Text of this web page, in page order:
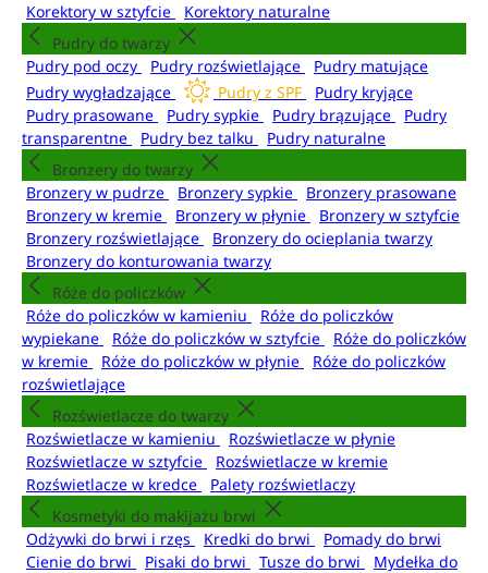
Korektory w sztyfcie
Korektory naturalne
Pudry do twarzy
Pudry pod oczy
Pudry rozświetlające
Pudry matujące
Pudry wygładzające
Pudry z SPF
Pudry kryjące
Pudry prasowane
Pudry sypkie Pudry brązujące
Pudry
transparentne
Pudry bez talku
Pudry naturalne
Bronzery do twarzy
Bronzery w pudrze
Bronzery sypkie
Bronzery prasowane
Bronzery w kremie
Bronzery w płynie
Bronzery w sztyfcie
Bronzery rozświetlające
Bronzery do ocieplania twarzy
Bronzery do konturowania twarzy
Róże do policzków
Róże do policzków w kamieniu
Róże do policzków
wypiekane
Róże do policzków w sztyfcie
Róże do policzków
w kremie
Róże do policzków w płynie
Róże do policzków
rozświetlające
Rozświetlacze do twarzy
Rozświetlacze w kamieniu
Rozświetlacze w płynie
Rozświetlacze w sztyfcie
Rozświetlacze w kremie
Rozświetlacze w kredce
Palety rozświetlaczy
Kosmetyki do makijażu brwi
Odżywki do brwi i rzęs
Kredki do brwi
Pomady do brwi
Cienie do brwi
Pisaki do brwi Tusze do brwi
Mydełka do